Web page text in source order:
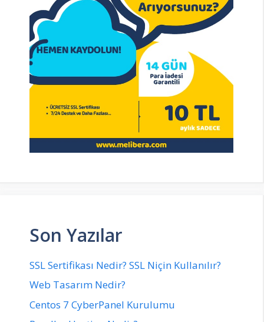
Son Yazılar
SSL Sertifikası Nedir? SSL Niçin Kullanılır?
Web Tasarım Nedir?
Centos 7 CyberPanel Kurulumu